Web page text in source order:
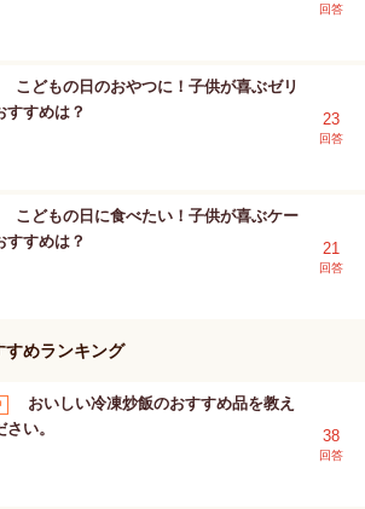
回答
こどもの日のおやつに！子供が喜ぶゼリ
すすめは？
23
回答
こどもの日に食べたい！子供が喜ぶケー
すすめは？
21
回答
すめランキング
おいしい冷凍炒飯のおすすめ品を教え
い。
38
回答